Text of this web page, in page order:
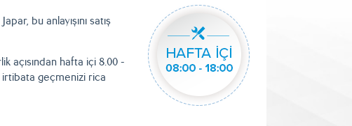
bu anlayışını satış
açısından hafta içi 8.00 -
irtibata geçmenizi rica